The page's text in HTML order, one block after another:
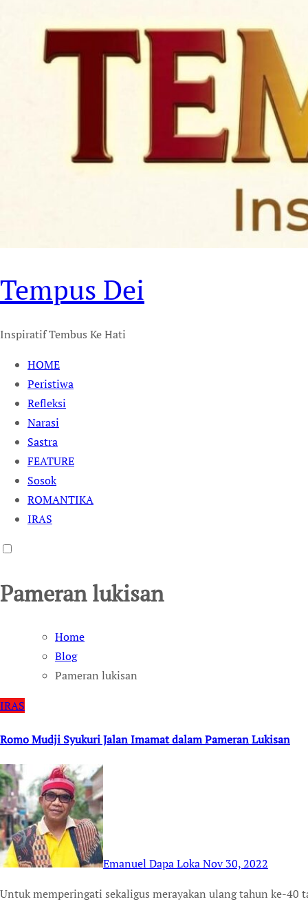
Tempus Dei
Inspiratif Tembus Ke Hati
HOME
Peristiwa
Refleksi
Narasi
Sastra
FEATURE
Sosok
ROMANTIKA
IRAS
Pameran lukisan
Home
Blog
Pameran lukisan
IRAS
Romo Mudji Syukuri Jalan Imamat dalam Pameran Lukisan
Emanuel Dapa LokaNov 30, 2022
Untuk memperingati sekaligus merayakan ulang tahun ke-40 tahbisan imamatnya, Romo Mudji Sutrisno SJ